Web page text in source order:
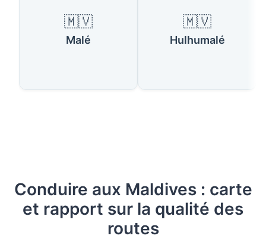
🇲🇻
Malé
🇲🇻
Hulhumalé
Conduire aux Maldives : carte
et rapport sur la qualité des
routes